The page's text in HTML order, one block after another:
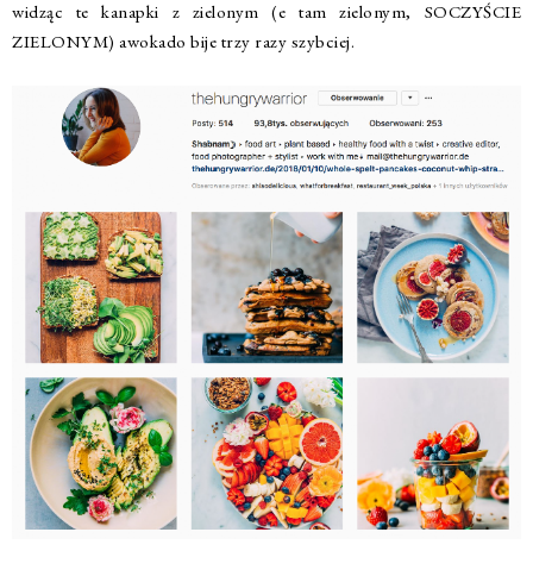
widząc te kanapki z zielonym (e tam zielonym, SOCZYŚCIE
ZIELONYM) awokado bije trzy razy szybciej.